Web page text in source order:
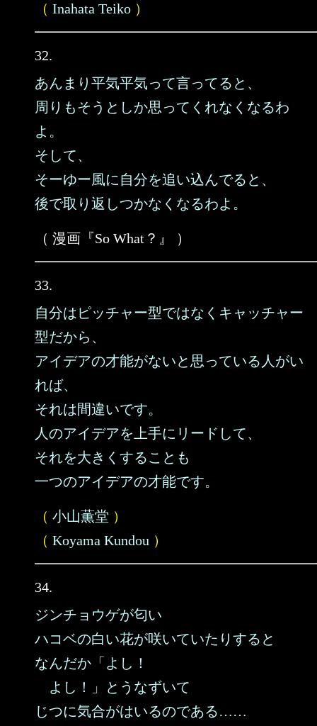
（ Inahata Teiko ）
32.
あんまり平気平気って言ってると、
周りもそうとしか思ってくれなくなるわ
よ。
そして、
そーゆー風に自分を追い込んでると、
後で取り返しつかなくなるわよ。
（ 漫画『So What？』 ）
33.
自分はピッチャー型ではなくキャッチャー
型だから、
アイデアの才能がないと思っている人がい
れば、
それは間違いです。
人のアイデアを上手にリードして、
それを大きくすることも
一つのアイデアの才能です。
（ 小山薫堂 ）
（ Koyama Kundou ）
34.
ジンチョウゲが匂い
ハコベの白い花が咲いていたりすると
なんだか「よし！
よし！」とうなずいて
じつに気合がはいるのである……